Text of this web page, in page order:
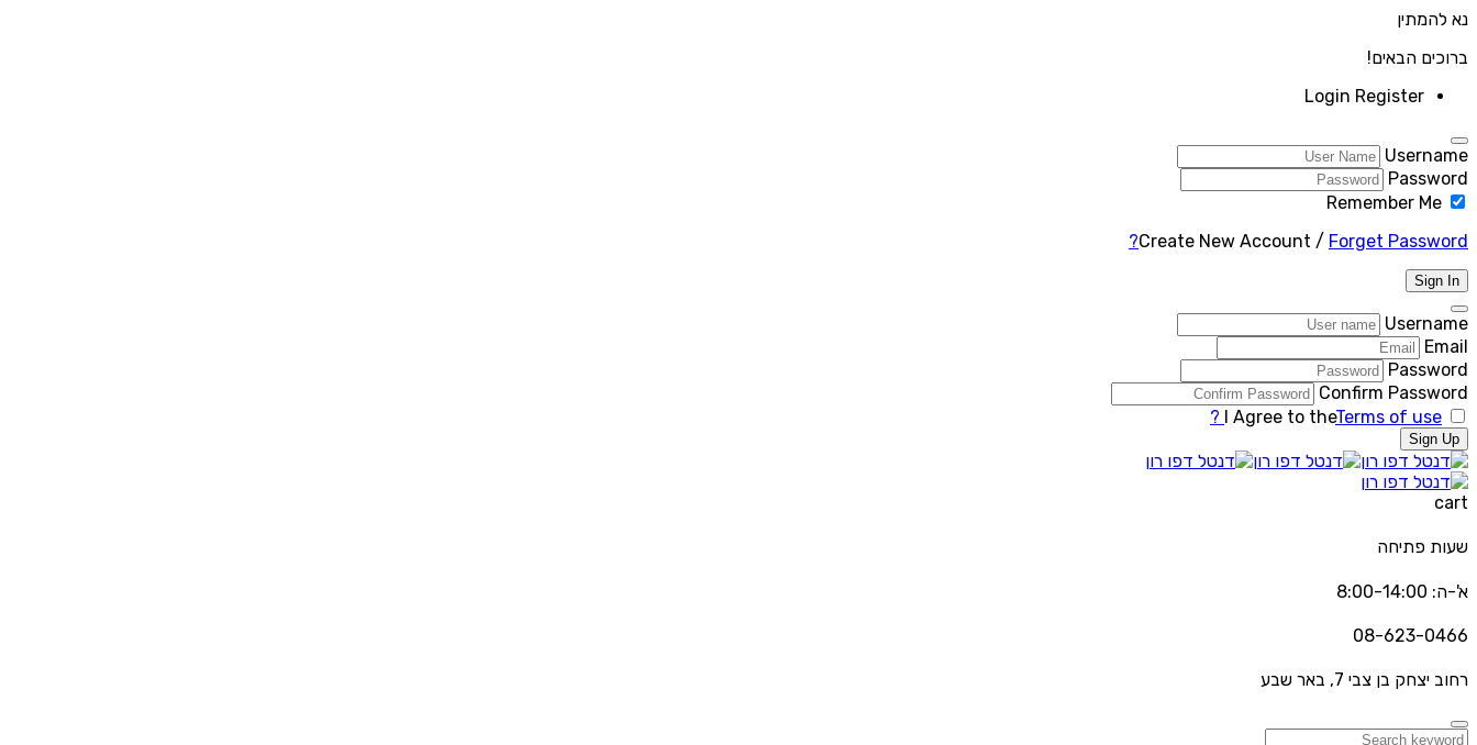
נא להמתין
ברוכים הבאים!
Login Register
Username
Password
Remember Me
Create New Account / Forget Password?
Sign In
Username
Email
Password
Confirm Password
I Agree to theTerms of use ?
Sign Up
cart
שעות פתיחה
א'-ה: 8:00-14:00
08-623-0466
רחוב יצחק בן צבי 7, באר שבע